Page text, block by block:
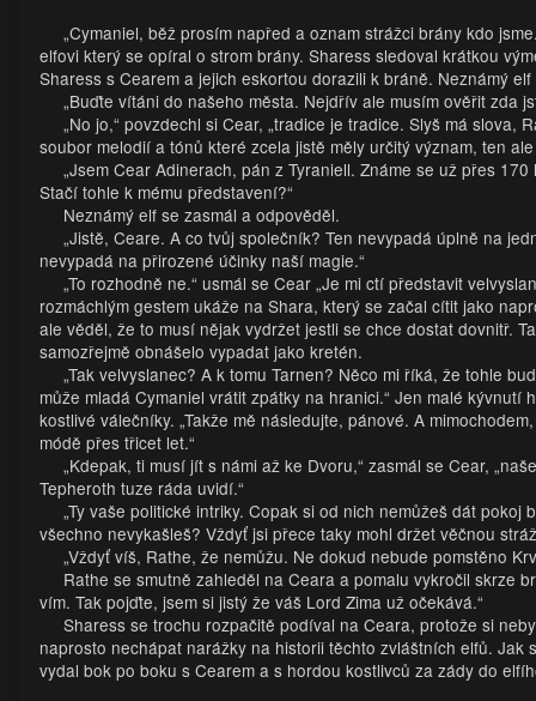
„Cymaniel, běž prosím napřed a oznam strážci brány kdo
elfovi který se opíral o strom brány. Sharess sledoval krátkou
Sharess s Cearem a jejich eskortou dorazili k bráně. Neznámý
„Buďte vítáni do našeho města. Nejdřív ale musím ověřit zda
„No jo,“ povzdechl si Cear, „tradice je tradice. Slyš má
soubor melodií a tónů které zcela jistě měly určitý význam, ten
„Jsem Cear Adinerach, pán z Tyraniell. Známe se už přes
Stačí tohle k mému představení?“
Neznámý elf se zasmál a odpověděl.
„Jistě, Ceare. A co tvůj společník? Ten nevypadá úplně na
nevypadá na přirozené účinky naší magie.“
„To rozhodně ne.“ usmál se Cear „Je mi ctí představit
rozmáchlým gestem ukáže na Shara, který se začal cítit jako
ale věděl, že to musí nějak vydržet jestli se chce dostat dovnitř.
samozřejmě obnášelo vypadat jako kretén.
„Tak velvyslanec? A k tomu Tarnen? Něco mi říká, že tohle
může mladá Cymaniel vrátit zpátky na hranici.“ Jen malé
kostlivé válečníky. „Takže mě následujte, pánové. A
módě přes třicet let.“
„Kdepak, ti musí jít s námi až ke Dvoru,“ zasmál se Cear,
Tepheroth tuze ráda uvidí.“
„Ty vaše politické intriky. Copak si od nich nemůžeš dát
všechno nevykašleš? Vždyť jsi přece taky mohl držet věčnou
„Vždyť víš, Rathe, že nemůžu. Ne dokud nebude pomstěno
Rathe se smutně zahleděl na Ceara a pomalu vykročil skrze
vím. Tak pojďte, jsem si jistý že váš Lord Zima už očekává.“
Sharess se trochu rozpačitě podíval na Ceara, protože si
naprosto nechápat narážky na historii těchto zvláštních elfů.
vydal bok po boku s Cearem a s hordou kostlivců za zády do